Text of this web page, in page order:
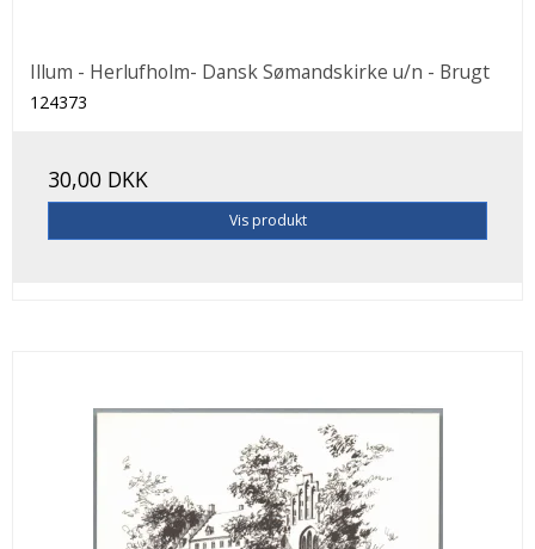
Illum - Herlufholm- Dansk Sømandskirke u/n - Brugt
124373
30,00 DKK
Vis produkt